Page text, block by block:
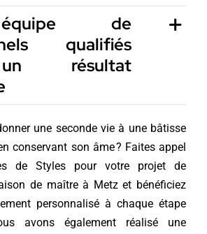
de
qualifiés
résultat
une seconde vie à une bâtisse
conservant son âme ? Faites appel
de Styles pour votre projet de
de maître à Metz et bénéficiez
personnalisé à chaque étape
avons également réalisé une